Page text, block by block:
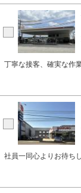
丁寧な接客、確実な作
社員一同心よりお待ち